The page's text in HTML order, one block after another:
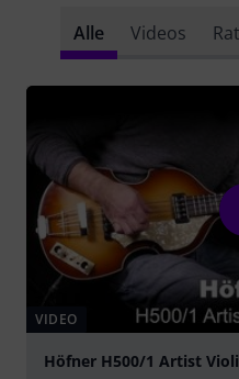
Alle Videos
VIDEO
Höfner H500/1 Artist